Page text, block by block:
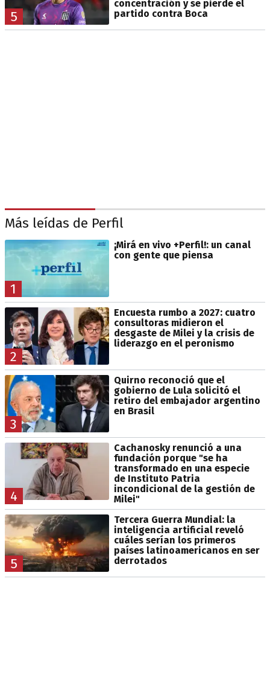
5
concentración y se pierde el
partido contra Boca
Más leídas de Perfil
1
¡Mirá en vivo +Perfil!: un canal
con gente que piensa
2
Encuesta rumbo a 2027: cuatro
consultoras midieron el
desgaste de Milei y la crisis de
liderazgo en el peronismo
3
Quirno reconoció que el
gobierno de Lula solicitó el
retiro del embajador argentino
en Brasil
4
Cachanosky renunció a una
fundación porque "se ha
transformado en una especie
de Instituto Patria
incondicional de la gestión de
Milei"
5
Tercera Guerra Mundial: la
inteligencia artificial reveló
cuáles serían los primeros
países latinoamericanos en ser
derrotados